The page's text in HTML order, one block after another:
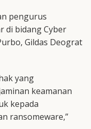
pengurus
di bidang Cyber
Gildas Deograt
yang
keamanan
kepada
ransomeware,”